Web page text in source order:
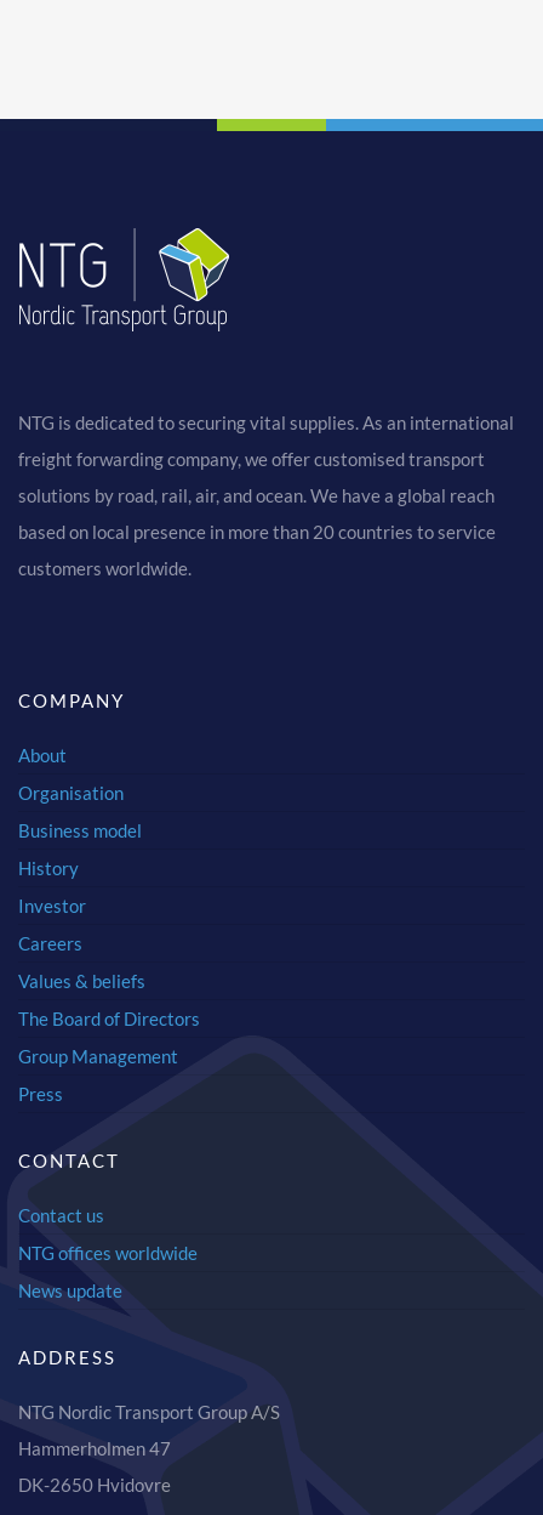
NTG is dedicated to securing vital supplies. As an international
freight forwarding company, we offer customised transport
solutions by road, rail, air, and ocean. We have a global reach
based on local presence in more than 20 countries to service
customers worldwide.
COMPANY
About
Organisation
Business model
History
Investor
Careers
Values & beliefs
The Board of Directors
Group Management
Press
CONTACT
Contact us
NTG offices worldwide
News update
ADDRESS
NTG Nordic Transport Group A/S
Hammerholmen 47
DK-2650 Hvidovre